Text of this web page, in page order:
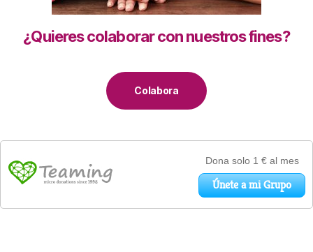
¿Quieres colaborar con nuestros fines?
Colabora